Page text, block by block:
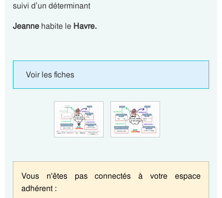
suivi d’un déterminant
Jeanne habite le Havre.
Voir les fiches
Vous n'êtes pas connectés à votre espace
adhérent :